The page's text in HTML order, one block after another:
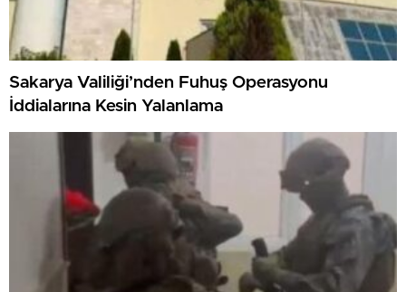
Sakarya Valiliği’nden Fuhuş Operasyonu
İddialarına Kesin Yalanlama